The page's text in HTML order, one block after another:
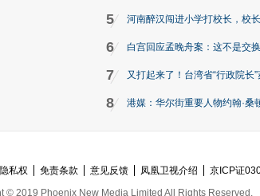
5 河南醉汉闯进小学打校长，校
6 白宫回应孟晚舟案：这不是交换
7 又打起来了！台湾省“行政院长
8 港媒：华尔街重要人物约翰·桑
私权 免责条款 意见反馈 凤凰卫视介绍 京ICP证
© 2019 Phoenix New Media Limited All Rights Reserved.